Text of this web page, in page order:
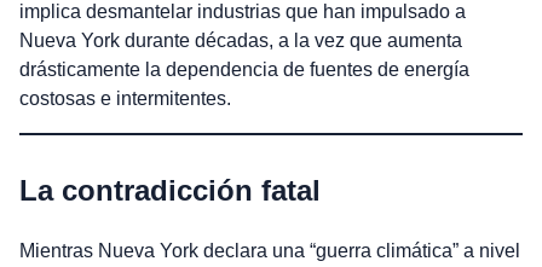
implica desmantelar industrias que han impulsado a
Nueva York durante décadas, a la vez que aumenta
drásticamente la dependencia de fuentes de energía
costosas e intermitentes.
La contradicción fatal
Mientras Nueva York declara una “guerra climática” a nivel